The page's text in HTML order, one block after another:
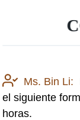
Ms. Bin Li:
el siguiente
horas.